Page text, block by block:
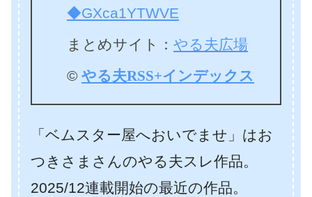
◆GXca1YTWVE
まとめサイト： やる夫広場
© やる夫RSS+インデックス
「ベムスター屋へおいでませ」はお
つきさまさんのやる夫スレ作品。
2025/12連載開始の最近の作品。